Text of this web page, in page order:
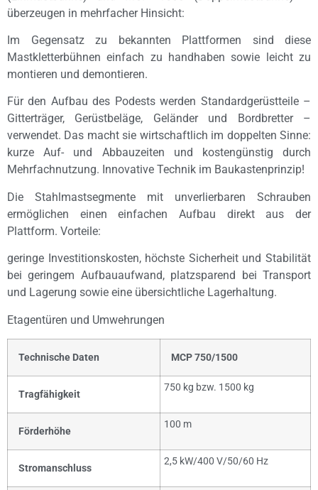
überzeugen in mehrfacher Hinsicht:
Im Gegensatz zu bekannten Plattformen sind diese
Mastkletterbühnen einfach zu handhaben sowie leicht zu
montieren und demontieren.
Für den Aufbau des Podests werden Standardgerüstteile –
Gitterträger, Gerüstbeläge, Geländer und Bordbretter –
verwendet. Das macht sie wirtschaftlich im doppelten Sinne:
kurze Auf- und Abbauzeiten und kostengünstig durch
Mehrfachnutzung. Innovative Technik im Baukastenprinzip!
Die Stahlmastsegmente mit unverlierbaren Schrauben
ermöglichen einen einfachen Aufbau direkt aus der
Plattform. Vorteile:
geringe Investitionskosten, höchste Sicherheit und Stabilität
bei geringem Aufbauaufwand, platzsparend bei Transport
und Lagerung sowie eine übersichtliche Lagerhaltung.
Etagentüren und Umwehrungen
Technische Daten MCP 750/1500
Tragfähigkeit
750 kg bzw. 1500 kg
Förderhöhe
100 m
Stromanschluss
2,5 kW/400 V/50/60 Hz